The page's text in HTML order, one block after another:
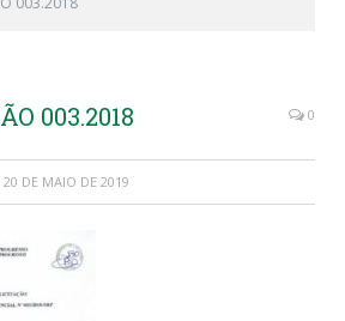
003.2018 0
20 DE MAIO DE 2019